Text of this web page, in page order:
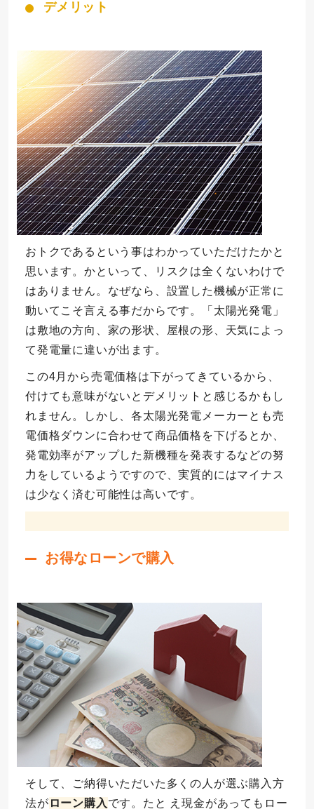
デメリット
おトクであるという事はわかっていただけたかと
思います。かといって、リスクは全くないわけで
はありません。なぜなら、設置した機械が正常に
動いてこそ言える事だからです。「太陽光発電」
は敷地の方向、家の形状、屋根の形、天気によっ
て発電量に違いが出ます。
この4月から売電価格は下がってきているから、
付けても意味がないとデメリットと感じるかもし
れません。しかし、各太陽光発電メーカーとも売
電価格ダウンに合わせて商品価格を下げるとか、
発電効率がアップした新機種を発表するなどの努
力をしているようですので、実質的にはマイナス
は少なく済む可能性は高いです。
お得なローンで購入
そして、ご納得いただいた多くの人が選ぶ購入方
法が ローン購入 です。たと え現金があってもロー